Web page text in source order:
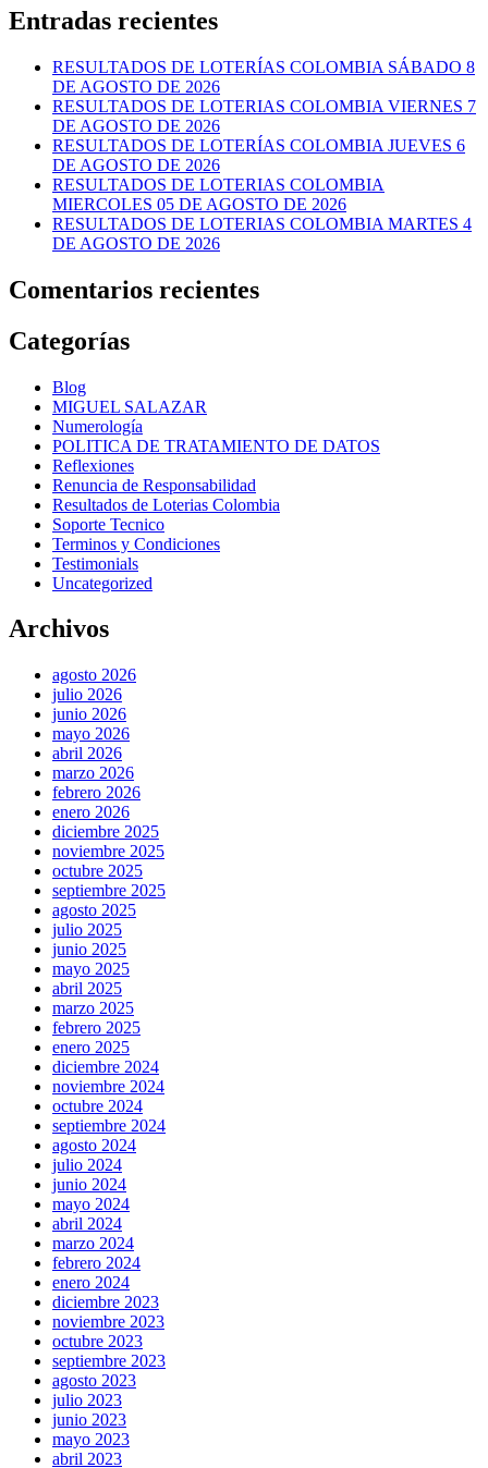
Entradas recientes
RESULTADOS DE LOTERÍAS COLOMBIA SÁBADO 8
DE AGOSTO DE 2026
RESULTADOS DE LOTERIAS COLOMBIA VIERNES 7
DE AGOSTO DE 2026
RESULTADOS DE LOTERÍAS COLOMBIA JUEVES 6
DE AGOSTO DE 2026
RESULTADOS DE LOTERIAS COLOMBIA
MIERCOLES 05 DE AGOSTO DE 2026
RESULTADOS DE LOTERIAS COLOMBIA MARTES 4
DE AGOSTO DE 2026
Comentarios recientes
Categorías
Blog
MIGUEL SALAZAR
Numerología
POLITICA DE TRATAMIENTO DE DATOS
Reflexiones
Renuncia de Responsabilidad
Resultados de Loterias Colombia
Soporte Tecnico
Terminos y Condiciones
Testimonials
Uncategorized
Archivos
agosto 2026
julio 2026
junio 2026
mayo 2026
abril 2026
marzo 2026
febrero 2026
enero 2026
diciembre 2025
noviembre 2025
octubre 2025
septiembre 2025
agosto 2025
julio 2025
junio 2025
mayo 2025
abril 2025
marzo 2025
febrero 2025
enero 2025
diciembre 2024
noviembre 2024
octubre 2024
septiembre 2024
agosto 2024
julio 2024
junio 2024
mayo 2024
abril 2024
marzo 2024
febrero 2024
enero 2024
diciembre 2023
noviembre 2023
octubre 2023
septiembre 2023
agosto 2023
julio 2023
junio 2023
mayo 2023
abril 2023